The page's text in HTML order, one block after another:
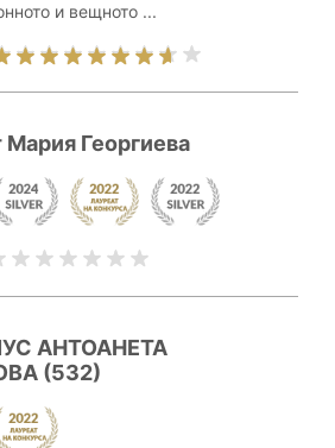
и вещното ...
Мария Георгиева
АНТОАНЕТА
(532)